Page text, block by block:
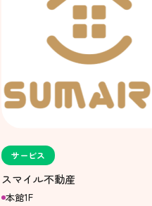
サービス
スマイル不動産
本館1F